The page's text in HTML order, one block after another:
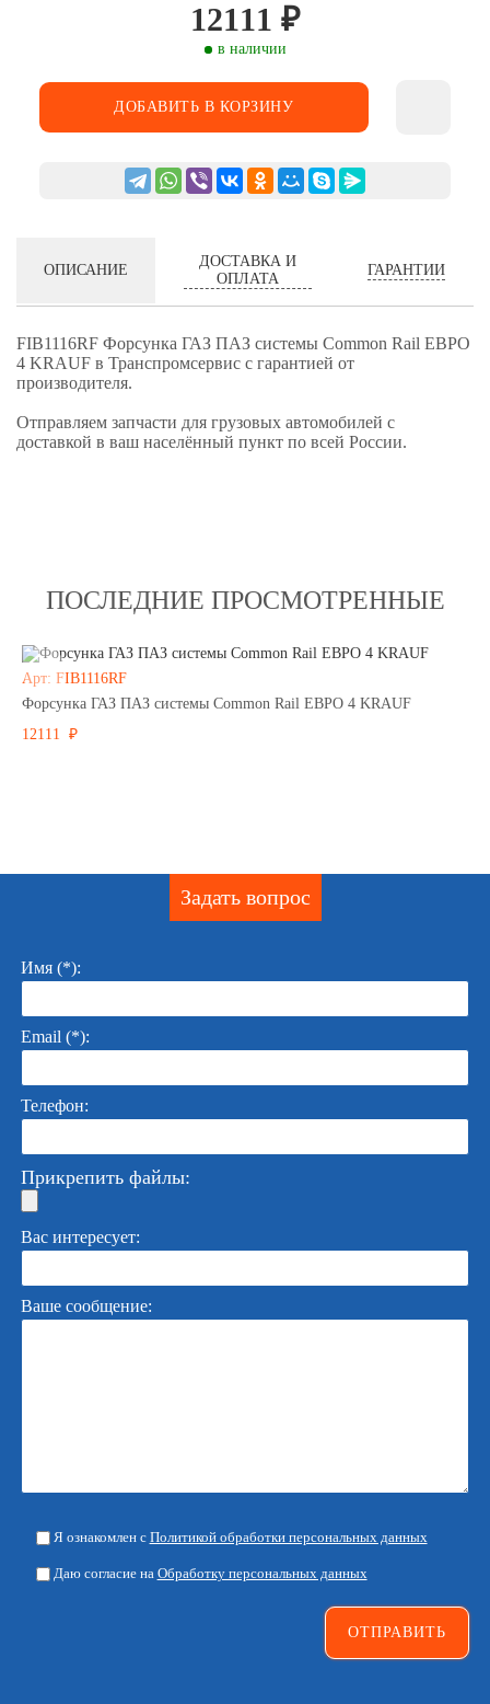
12111 ₽
в наличии
ДОБАВИТЬ В КОРЗИНУ
ОПИСАНИЕ
ДОСТАВКА И
ОПЛАТА
ГАРАНТИИ
FIB1116RF Форсунка ГАЗ ПАЗ системы Common Rail ЕВРО
4 KRAUF в Транспромсервис с гарантией от
производителя.
Отправляем запчасти для грузовых автомобилей с
доставкой в ваш населённый пункт по всей России.
ПОСЛЕДНИЕ ПРОСМОТРЕННЫЕ
Арт: FIB1116RF
Форсунка ГАЗ ПАЗ системы Common Rail ЕВРО 4 KRAUF
12111 ₽
Задать вопрос
Имя (*):
Email (*):
Телефон:
Прикрепить файлы:
Вас интересует:
Ваше сообщение:
Я ознакомлен с Политикой обработки персональных данных
Даю согласие на Обработку персональных данных